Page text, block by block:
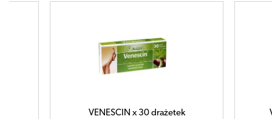
x 30 drażetek VENESCIN Forte x 30